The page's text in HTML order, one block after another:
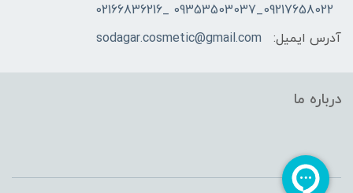
09217658022_09353503037 _02166836216
آدرس ایمیل:
sodagar.cosmetic@gmail.com
درباره ما